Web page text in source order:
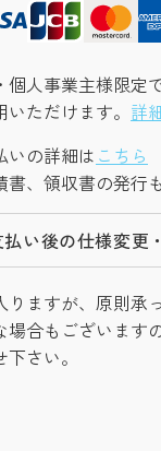
個人事業主様限定
いただけます。 詳
いの詳細は こちら
書、領収書の発行
払い後の仕様変更
りますが、原則承
場合もございます
さい。